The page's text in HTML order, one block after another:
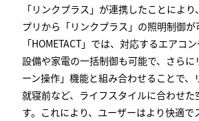
「リンクプラス」が連携したことにより
プリから「リンクプラス」の照明制御が
「HOMETACT」では、対応するエアコ
設備や家電の一括制御も可能で、さらに
ーン操作」機能と組み合わせることで、
就寝前など、ライフスタイルに合わせた
す。これにより、ユーザーはより快適で